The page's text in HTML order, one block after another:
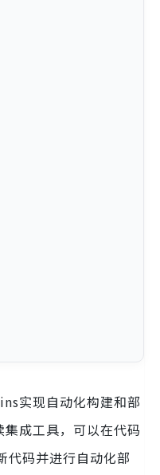
实现自动化构建和部
成工具，可以在代码
代码并进行自动化部